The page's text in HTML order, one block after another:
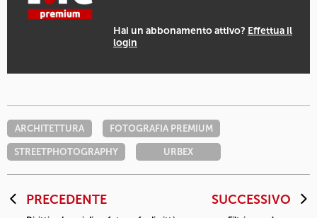
Hai un abbonamento attivo? Effettua il
login
ARCHITETTURA FOTOGRAFIA PREMIUM
STREETPHOTOGRAPHY URBEX
PRECEDENTE SUCCESSIVO